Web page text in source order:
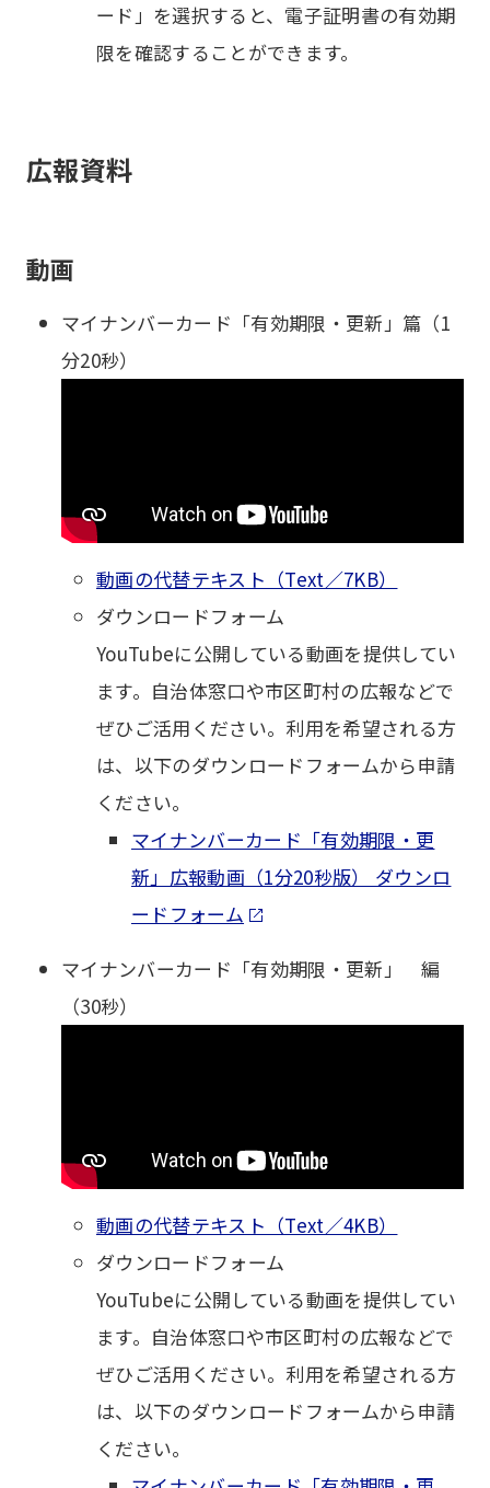
ード」を選択すると、電子証明書の有効期
限を確認することができます。
広報資料
動画
マイナンバーカード「有効期限・更新」篇（1
分20秒）
動画の代替テキスト（Text／7KB）
ダウンロードフォーム
YouTubeに公開している動画を提供してい
ます。自治体窓口や市区町村の広報などで
ぜひご活用ください。利用を希望される方
は、以下のダウンロードフォームから申請
ください。
マイナンバーカード「有効期限・更
新」広報動画（1分20秒版） ダウンロ
ードフォーム
マイナンバーカード「有効期限・更新」 編
（30秒）
動画の代替テキスト（Text／4KB）
ダウンロードフォーム
YouTubeに公開している動画を提供してい
ます。自治体窓口や市区町村の広報などで
ぜひご活用ください。利用を希望される方
は、以下のダウンロードフォームから申請
ください。